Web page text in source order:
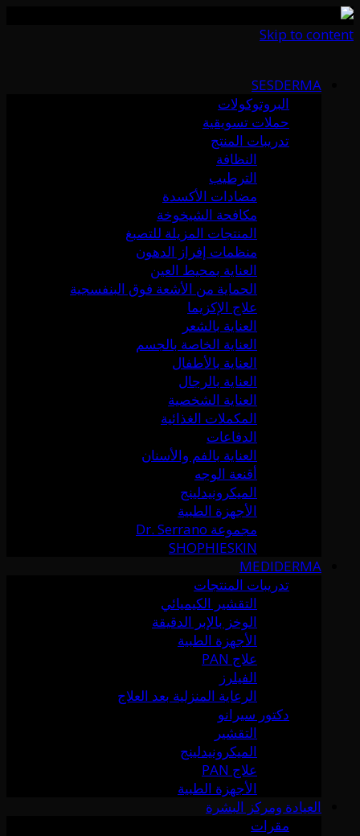
Skip to content
SESDERMA
البروتوكولات
حملات تسويقية
تدريبات المنتج
النظافة
الترطيب
مضادات الأكسدة
مكافحة الشيخوخة
المنتجات المزيلة للتصبغ
منظمات إفراز الدهون
العناية بمحيط العين
الحماية من الأشعة فوق البنفسجية
علاج الإكزيما
العناية بالشعر
العناية الخاصة بالجسم
العناية بالأطفال
العناية بالرجال
العناية الشخصية
المكملات الغذائية
الدفاعات
العناية بالفم والأسنان
أقنعة الوجه
الميكرونيدلينج
الأجهزة الطبية
مجموعة Dr. Serrano
SHOPHIESKIN
MEDIDERMA
تدريبات المنتجات
التقشير الكيميائي
الوخز بالإبر الدقيقة
الأجهزة الطبية
علاج PAN
الفيلرز
الرعاية المنزلية بعد العلاج
دكتور سيرانو
التقشير
الميكرونيدلينج
علاج PAN
الأجهزة الطبية
العيادة ومركز البشرة
مقرات